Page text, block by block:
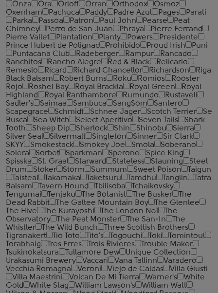
Onza
Ora Orloff Orran Orthodox
Osmoz
Oxenham
Pachuca Paddy Padre Azul Pages
Parati
Parka
Passoa Patron Paul John Pearse
Peat
Chimney
Perro de San Juan Phraya
Pierre Ferrand
Pierre Vallet
Plantation Planty Powers
Presidente
Prince Hubert de Polignac
Prohibido Proud Irish
Puni
Puntacana Club
Radeberger Rampur
Rancado
Ranchitos
Rancho Alegre Red & Black
Relicario
Remeslo
Ricard Richard Chancellor Richardson
Riga
Black Balsam
Robert Burns Roku Romios
Rooster
Rojo
Roshel Bay Royal Brackla Royal Green
Royal
Highland
Royal Ranthambore Rumundo
Rustaveli
Sadler's
Saimaa Sambuca SangSom
Santero
Scapegrace
Schmidt Schnee Jager Scotch Terrier
Se
Busca
Sea Witch Select Aperitivo Seven Tails
Shark
Tooth
Sheep Dip Sherlock Shin Shinobu
Sierra
Silver Seal
Silvermalt Singleton Sinner
Sir Clark
SKYY
Smokestack Smokey Joe Smola
Soberano
Solera
Sorbet Sparkman Sperone
Spice King
Spisska
St. Graal Starward Stateless Stauning
Steel
Drum
Stoker Storm Summum Sweet Poison
Taigun
Taisteal
Takamaka Taketsuru Tamdhu Tanglin
Tatra
Balsam
Tavern Hound Tbilisoba
Tchaikovsky
Tengumai
Tenjaku The Botanist The Busker
The
Dead Rabbit
The Galtee Mountain Boy
The Glenlee
The Hive
The Kurayoshi The London №1
The
Observatory
The Peat Monster The San-In
The
Whistler
The Wild Bunch
Three Scottish Brothers
Tigranakert
Tio Toto Tito's Togouchi Toki
Tomintoul
Torabhaig
Tres Erres Trois Rivieres
Trouble Maker
Tsukinokatsura
Tullamore Dew
Unique Collection
Urakasumi Brewery
Vaccari Vana Tallinn
Varadero
Vecchia Romagna
Veroni Viejo de Caldas
Villa Giusti
Villa Maestrini
Volcan De Mi Tierra Warner's
White
Gold
White Stag William Lawson's
William Watt